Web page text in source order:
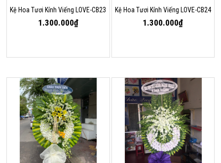
Kệ Hoa Tươi Kính Viếng LOVE-CB23
1.300.000₫
Kệ Hoa Tươi Kính Viếng LOVE-CB24
1.300.000₫